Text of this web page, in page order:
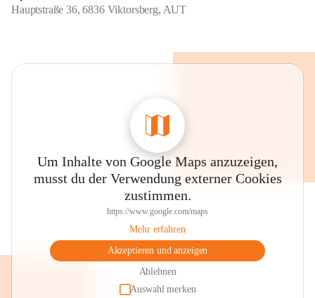
Hauptstraße 36, 6836 Viktorsberg, AUT
Um Inhalte von Google Maps anzuzeigen,
musst du der Verwendung externer Cookies
zustimmen.
https://www.google.com/maps
Mehr erfahren
Akzeptieren und anzeigen
Ablehnen
Auswahl merken